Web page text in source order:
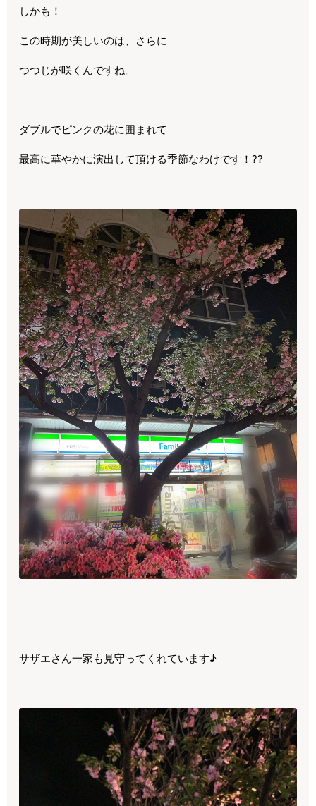
しかも！
この時期が美しいのは、さらに
つつじが咲くんですね。
ダブルでピンクの花に囲まれて
最高に華やかに演出して頂ける季節なわけです！??
サザエさん一家も見守ってくれています♪